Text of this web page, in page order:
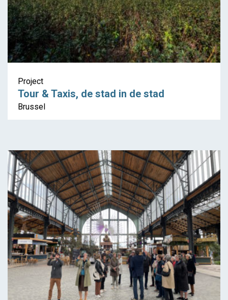
Project
Tour & Taxis, de stad in de stad
Brussel